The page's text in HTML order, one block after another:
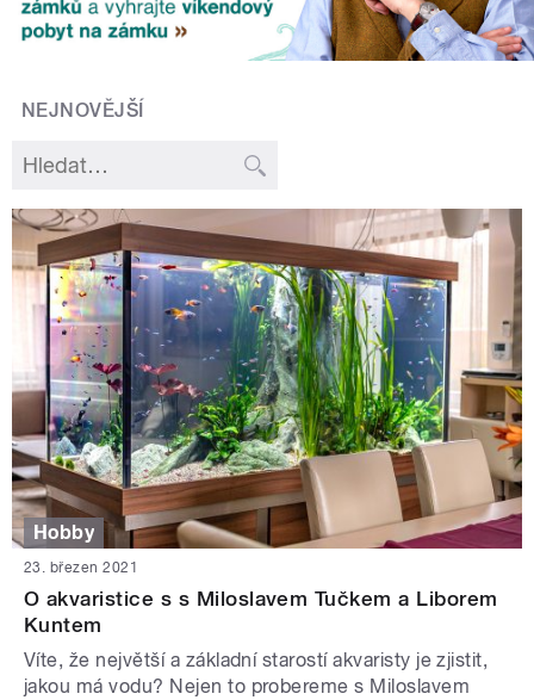
NEJNOVĚJŠÍ
Hobby
23. březen 2021
O akvaristice s s Miloslavem Tučkem a Liborem
Kuntem
Víte, že největší a základní starostí akvaristy je zjistit,
jakou má vodu? Nejen to probereme s Miloslavem